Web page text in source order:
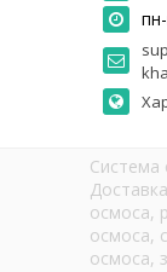
Система
осмоса,
осмоса,
осмоса,